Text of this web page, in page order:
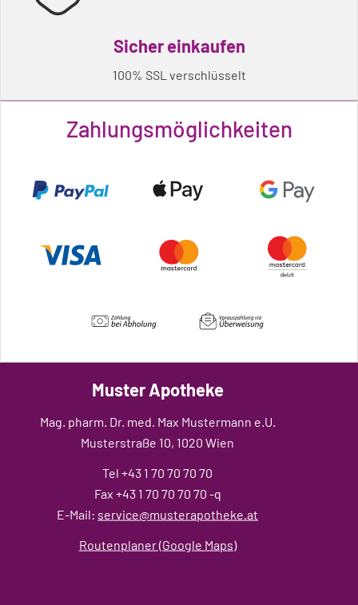
Sicher einkaufen
100% SSL verschlüsselt
Zahlungsmöglichkeiten
Muster Apotheke
Mag. pharm. Dr. med. Max Mustermann e.U.
Musterstraße 10, 1020 Wien
Tel +43 1 70 70 70 70
Fax +43 1 70 70 70 70 -q
E-Mail: service@musterapotheke.at
Routenplaner (Google Maps)